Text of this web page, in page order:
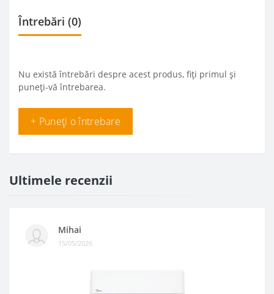
Întrebări (0)
Nu există întrebări despre acest produs, fiți primul și
puneți-vă întrebarea.
+ Puneți o întrebare
Ultimele recenzii
Mihai
15/05/2026